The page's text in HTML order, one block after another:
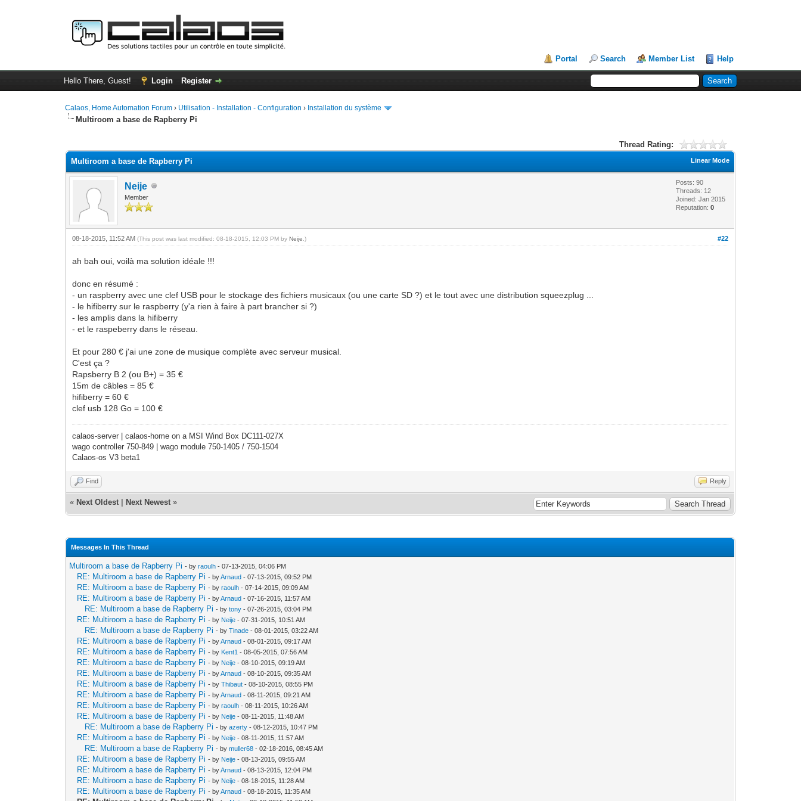
Portal Search Member List Help
Hello There, Guest! Login Register
Calaos, Home Automation Forum › Utilisation - Installation - Configuration › Installation du système
Multiroom a base de Rapberry Pi
Thread Rating:
Linear Mode
Multiroom a base de Rapberry Pi
Neije
Member
Posts: 90
Threads: 12
Joined: Jan 2015
Reputation:0
#22
08-18-2015, 11:52 AM(This post was last modified: 08-18-2015, 12:03 PM byNeije .)
ah bah oui, voilà ma solution idéale !!!
donc en résumé :
- un raspberry avec une clef USB pour le stockage des fichiers musicaux (ou une carte SD ?) et le tout avec une distribution squeezplug ...
- le hifiberry sur le raspberry (y'a rien à faire à part brancher si ?)
- les amplis dans la hifiberry
- et le raspeberry dans le réseau.
Et pour 280 € j'ai une zone de musique complète avec serveur musical.
C'est ça ?
Rapsberry B 2 (ou B+) = 35 €
15m de câbles = 85 €
hifiberry = 60 €
clef usb 128 Go = 100 €
calaos-server | calaos-home on a MSI Wind Box DC111-027X
wago controller 750-849 | wago module 750-1405 / 750-1504
Calaos-os V3 beta1
Find Reply
« Next Oldest Next Newest »
Messages In This Thread
Multiroom a base de Rapberry Pi - byraoulh - 07-13-2015, 04:06 PM
RE: Multiroom a base de Rapberry Pi - byArnaud - 07-13-2015, 09:52 PM
RE: Multiroom a base de Rapberry Pi - byraoulh - 07-14-2015, 09:09 AM
RE: Multiroom a base de Rapberry Pi - byArnaud - 07-16-2015, 11:57 AM
RE: Multiroom a base de Rapberry Pi - bytony - 07-26-2015, 03:04 PM
RE: Multiroom a base de Rapberry Pi - by Neije - 07-31-2015, 10:51 AM
RE: Multiroom a base de Rapberry Pi - byTinade - 08-01-2015, 03:22 AM
RE: Multiroom a base de Rapberry Pi - byArnaud - 08-01-2015, 09:17 AM
RE: Multiroom a base de Rapberry Pi - by Kent1 - 08-05-2015, 07:56 AM
RE: Multiroom a base de Rapberry Pi - by Neije - 08-10-2015, 09:19 AM
RE: Multiroom a base de Rapberry Pi - byArnaud - 08-10-2015, 09:35 AM
RE: Multiroom a base de Rapberry Pi - byThibaut - 08-10-2015, 08:55 PM
RE: Multiroom a base de Rapberry Pi - byArnaud - 08-11-2015, 09:21 AM
RE: Multiroom a base de Rapberry Pi - byraoulh - 08-11-2015, 10:26 AM
RE: Multiroom a base de Rapberry Pi - by Neije - 08-11-2015, 11:48 AM
RE: Multiroom a base de Rapberry Pi - byazerty - 08-12-2015, 10:47 PM
RE: Multiroom a base de Rapberry Pi - by Neije - 08-11-2015, 11:57 AM
RE: Multiroom a base de Rapberry Pi - bymuller68 - 02-18-2016, 08:45 AM
RE: Multiroom a base de Rapberry Pi - by Neije - 08-13-2015, 09:55 AM
RE: Multiroom a base de Rapberry Pi - byArnaud - 08-13-2015, 12:04 PM
RE: Multiroom a base de Rapberry Pi - by Neije - 08-18-2015, 11:28 AM
RE: Multiroom a base de Rapberry Pi - byArnaud - 08-18-2015, 11:35 AM